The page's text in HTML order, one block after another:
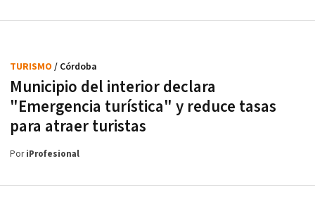
Municipio del interior declara
"Emergencia turística" y reduce tasas
para atraer turistas
TURISMO / Córdoba
PoriProfesional